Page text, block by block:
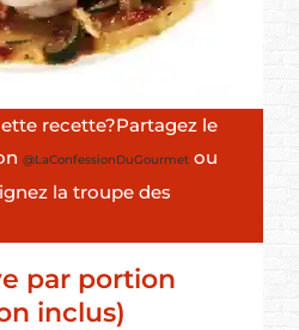
recette?Partagez le
@LaConfessionDuGourmet ou
la troupe des
par portion
inclus)